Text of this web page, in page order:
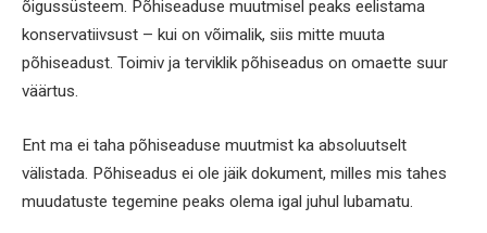
õigussüsteem. Põhiseaduse muutmisel peaks eelistama
konservatiivsust – kui on võimalik, siis mitte muuta
põhiseadust. Toimiv ja terviklik põhiseadus on omaette suur
väärtus.
Ent ma ei taha põhiseaduse muutmist ka absoluutselt
välistada. Põhiseadus ei ole jäik dokument, milles mis tahes
muudatuste tegemine peaks olema igal juhul lubamatu.